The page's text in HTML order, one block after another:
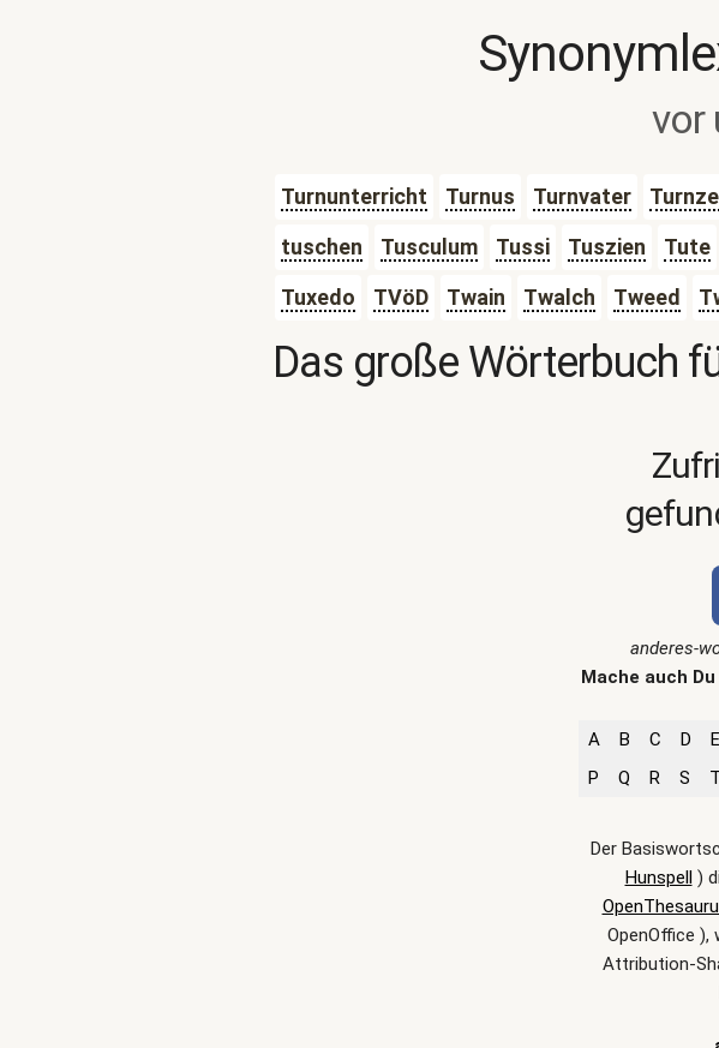
vor
Turnunterricht Turnus Turnvater
tuschen
Tusculum Tussi Tuszien Tute
Tuxedo
TVöD Twain Twalch Tweed
Das große Wörterbuch
anderes-
Mache auch
A
B C D E
P
Q R S T
Der
Hunspell)
OpenOffice ),
Attribution-